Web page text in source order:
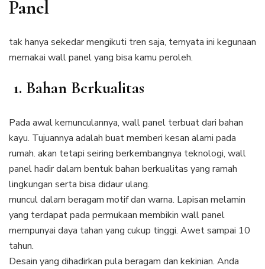
Panel
tak hanya sekedar mengikuti tren saja, ternyata ini kegunaan
memakai wall panel yang bisa kamu peroleh.
1. Bahan Berkualitas
Pada awal kemunculannya, wall panel terbuat dari bahan
kayu. Tujuannya adalah buat memberi kesan alami pada
rumah. akan tetapi seiring berkembangnya teknologi, wall
panel hadir dalam bentuk bahan berkualitas yang ramah
lingkungan serta bisa didaur ulang.
muncul dalam beragam motif dan warna. Lapisan melamin
yang terdapat pada permukaan membikin wall panel
mempunyai daya tahan yang cukup tinggi. Awet sampai 10
tahun.
Desain yang dihadirkan pula beragam dan kekinian. Anda